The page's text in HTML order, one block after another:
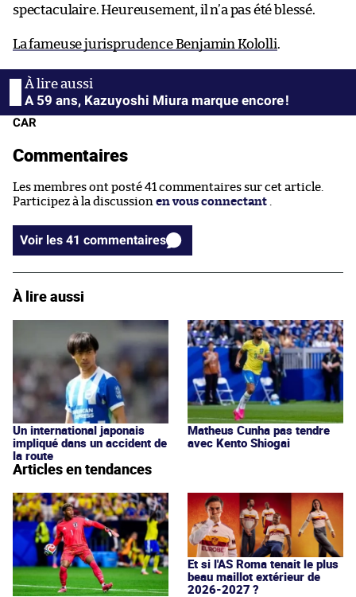
spectaculaire. Heureusement, il n’a pas été blessé.
La fameuse jurisprudence Benjamin Kololli.
A 59 ans, Kazuyoshi Miura marque encore !
CAR
Commentaires
Les membres ont posté 41 commentaires sur cet article.
Participez à la discussion en vous connectant
Voir les 41 commentaires
À lire aussi
Un international japonais
impliqué dans un accident de
la route
Matheus Cunha pas tendre
avec Kento Shiogai
Articles en tendances
Et si l'AS Roma tenait le plus
beau maillot extérieur de
2026-2027 ?